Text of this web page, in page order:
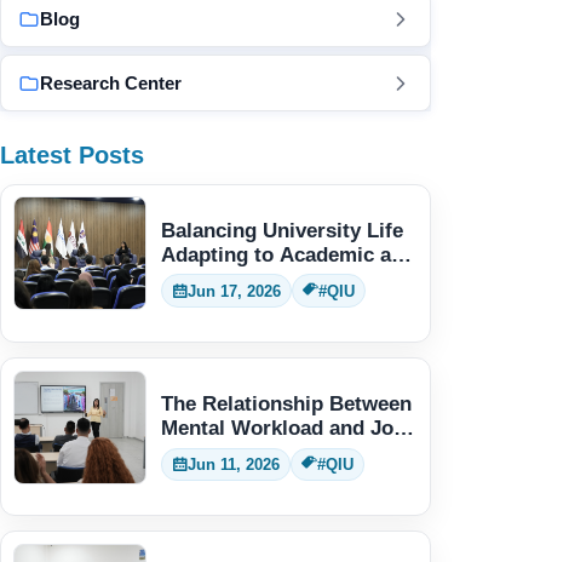
Blog
Research Center
Latest Posts
Balancing University Life
Adapting to Academic and
Social Demands
Jun 17, 2026 #QIU
The Relationship Between
Mental Workload and Job
Performance
Jun 11, 2026 #QIU